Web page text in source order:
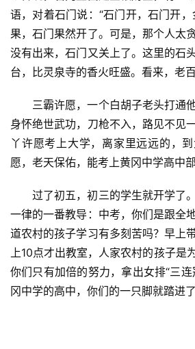
更
语，对着石门说：“石门开，石门开
果，石门果然开了。可是，那个人太
没有出来，石门又关上了。这里的石
台，比灵泉寺的香火旺盛。看来，老
三霸许愿，一个白胡子老头打通
身怀绝世武功，刀枪不入，路见不见
丫许愿考上大学，离家里远远的，
愿，老天保佑，能考上黄冈中学高中部
过了初五，初三的学生就开学了
一律的一番教导：中考，你们是跟全
道农村的孩子学习有多刻苦吗？早上
上10点才出教室，人家农村的孩子是
你们只有加倍的努力，拿出女排“三
冈中学的高中，你们的一只脚就踏进了